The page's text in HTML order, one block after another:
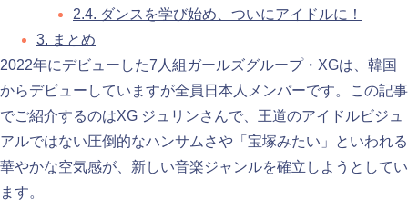
2.4. ダンスを学び始め、ついにアイドルに！
3. まとめ
2022年にデビューした7人組ガールズグループ・XGは、韓国
からデビューしていますが全員日本人メンバーです。この記事
でご紹介するのはXG ジュリンさんで、王道のアイドルビジュ
アルではない圧倒的なハンサムさや「宝塚みたい」といわれる
華やかな空気感が、新しい音楽ジャンルを確立しようとしてい
ます。